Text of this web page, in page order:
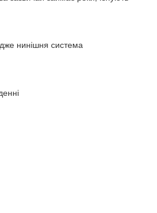
нинішня система